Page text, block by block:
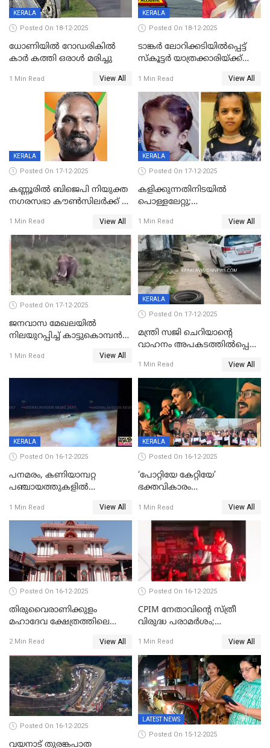
KERALA
Posted On 18-12-2025
ധോണിയിൽ റോഡരികിൽ
കാർ കത്തി ഒരാൾ മരിച്ചു
1 Min Read View All
KERALA
Posted On 18-12-2025
ടാങ്കർ ലോറിക്കടിയിൽപ്പെട്ട്
സ്കൂട്ടർ യാത്രക്കാരിയ്ക്ക്
കണ്ടോത്ത് ദേശീയ പാതയിൽ
1 Min Read View All
KERALA
Posted On 17-12-2025
കണ്ണൂരിൽ ബിജെപി നിയുക്ത
നഗരസഭാ കൗൺസിലർക്ക് 36
1 Min Read View All
KERALA
Posted On 17-12-2025
കളിക്കുന്നതിനിടയിൽ
പൊള്ളലേറ്റു;
ക്ലാസ് വിദ്യാർത്ഥിനി മരിച്ചു
1 Min Read View All
Posted On 17-12-2025
ജനവാസ മേഖലയില്‍
നിലയുറപ്പിച്ച് കാട്ടുകൊമ്പന്‍
1 Min Read View All
KERALA
Posted On 17-12-2025
മന്ത്രി സജി ചെറിയാന്റെ
വാഹനം അപകടത്തിൽപ്പെട്ടു;
രക്ഷപ്പെട്ടത് തലനാരിടയ്ക്ക്
1 Min Read View All
KERALA
Posted On 16-12-2025
പനമരം, കണിയാമ്പറ്റ
പഞ്ചായത്തുകളിൽ
സ്ഥാപനങ്ങൾക്ക് അവധി
1 Min Read View All
KERALA
Posted On 16-12-2025
‘പോറ്റിയേ കേറ്റിയേ’
ഭക്തവികാരം
ഡിജിപിക്ക് പരാതി; ശക്തമായ
നടപടി വേണമെന്നു
സിപിഐഎമ്മും
1 Min Read View All
Posted On 16-12-2025
തിരുവൈരാണിക്കുളം
മഹാദേവ ക്ഷേത്രത്തിലെ
ജനുവരി 2 ന് തുടക്കമാകും
2 Min Read View All
Posted On 16-12-2025
CPIM നേതാവിൻ്റെ സ്ത്രീ
വിരുദ്ധ പരാമർശം;
1 Min Read View All
Posted On 16-12-2025
വയനാട് തുരങ്കപാത
LATEST NEWS
Posted On 15-12-2025